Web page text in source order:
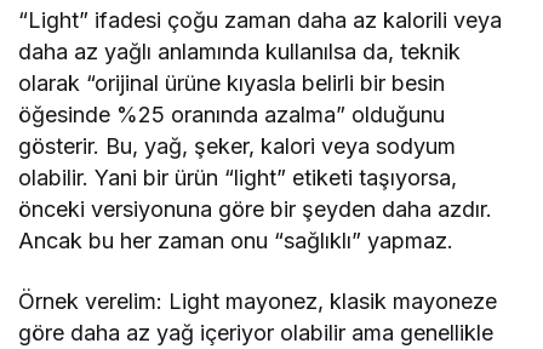
“Light” ifadesi çoğu zaman daha az kalorili veya
daha az yağlı anlamında kullanılsa da, teknik
olarak “orijinal ürüne kıyasla belirli bir besin
öğesinde %25 oranında azalma” olduğunu
gösterir. Bu, yağ, şeker, kalori veya sodyum
olabilir. Yani bir ürün “light” etiketi taşıyorsa,
önceki versiyonuna göre bir şeyden daha azdır.
Ancak bu her zaman onu “sağlıklı” yapmaz.
Örnek verelim: Light mayonez, klasik mayoneze
göre daha az yağ içeriyor olabilir ama genellikle